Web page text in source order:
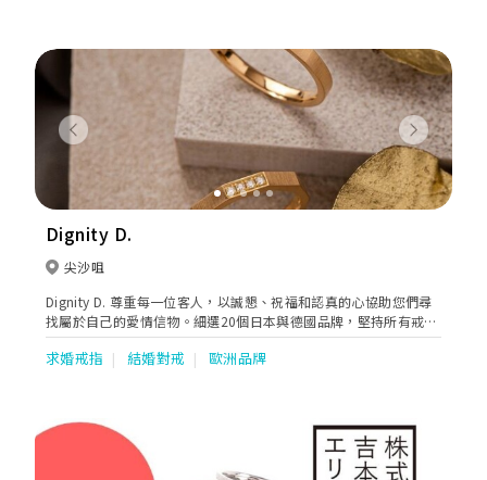
Previous Next
Dignity D.
尖沙咀
Dignity D. 尊重每一位客人，以誠懇、祝福和認真的心協助您們尋
找屬於自己的愛情信物。細選20個日本與德國品牌，堅持所有戒指
當地製造。希望象徵婚姻和承諾的婚戒能夠陪伴每一對情侶一輩
子，更添幸福。
求婚戒指 結婚對戒 歐洲品牌